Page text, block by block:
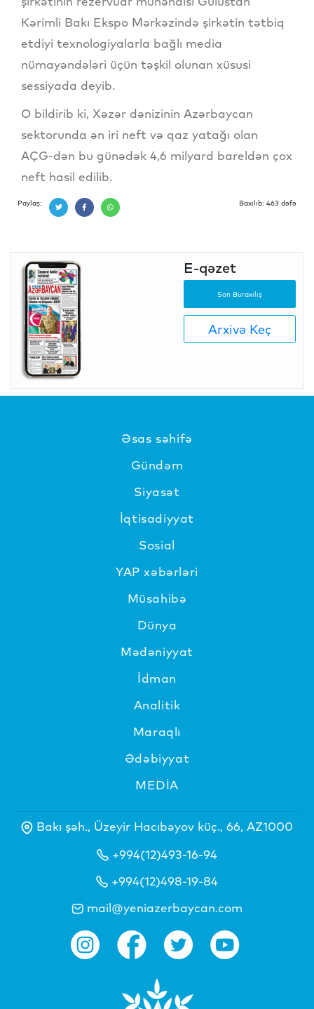
Kərimli Bakı Ekspo Mərkəzində şirkətin tətbiq
etdiyi texnologiyalarla bağlı media
nümayəndələri üçün təşkil olunan xüsusi
sessiyada deyib.
O bildirib ki, Xəzər dənizinin Azərbaycan
sektorunda ən iri neft və qaz yatağı olan
AÇG-dən bu günədək 4,6 milyard bareldən çox
neft hasil edilib.
Paylaş: Baxılıb: 463 dəfə
E-qəzet
Son Buraxılış
Arxivə Keç
Əsas səhifə
Gündəm
Siyasət
İqtisadiyyat
Sosial
YAP xəbərləri
Müsahibə
Dünya
Mədəniyyat
İdman
Analitik
Maraqlı
Ədəbiyyat
MEDİA
Bakı şəh., Üzeyir Hacıbəyov küç., 66, AZ1000
+994(12)493-16-94
+994(12)498-19-84
mail@yeniazerbaycan.com